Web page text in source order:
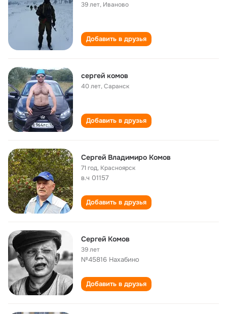
39 лет, Иваново
Добавить в друзья
сергей комов
40 лет,Саранск
Добавить в друзья
Сергей Владимиро Комов
71 год, Красноярск
в.ч 01157
Добавить в друзья
Сергей Комов
39 лет
№45816 Нахабино
Добавить в друзья